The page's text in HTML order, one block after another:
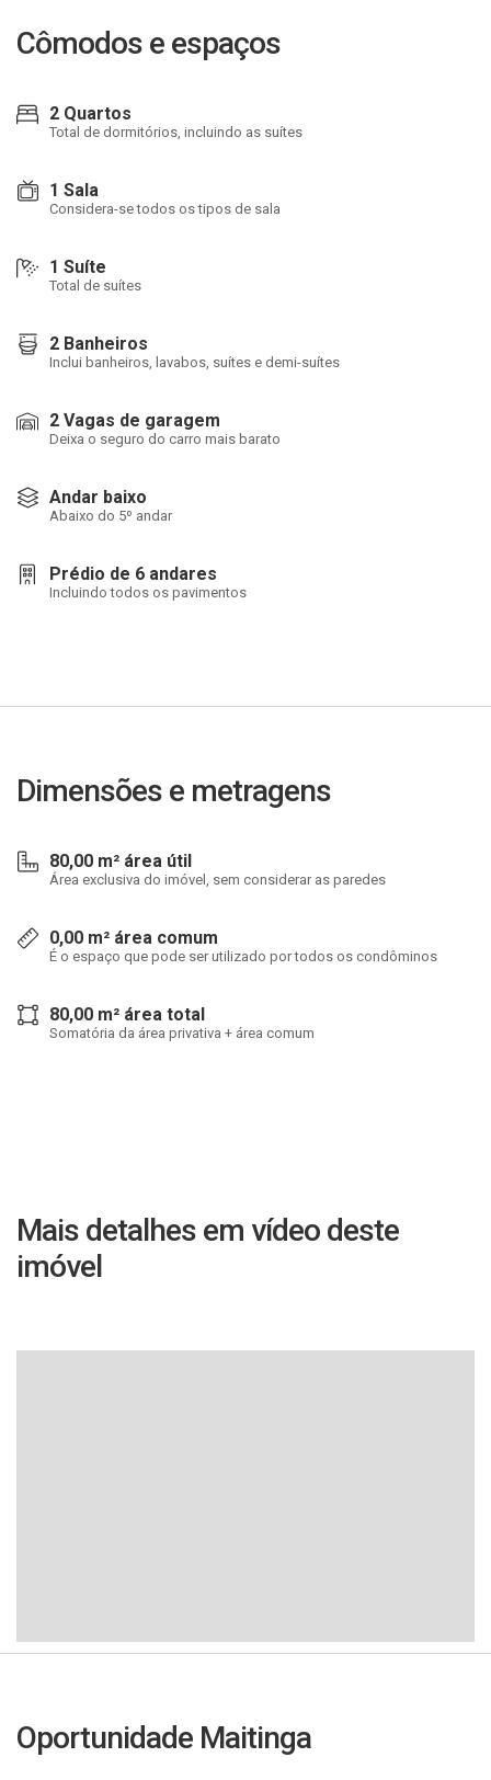
Cômodos e espaços
2 Quartos
Total de dormitórios, incluindo as suítes
1 Sala
Considera-se todos os tipos de sala
1 Suíte
Total de suítes
2 Banheiros
Inclui banheiros, lavabos, suítes e demi-suítes
2 Vagas de garagem
Deixa o seguro do carro mais barato
Andar baixo
Abaixo do 5º andar
Prédio de 6 andares
Incluindo todos os pavimentos
Dimensões e metragens
80,00 m² área útil
Área exclusiva do imóvel, sem considerar as paredes
0,00 m² área comum
É o espaço que pode ser utilizado por todos os condôminos
80,00 m² área total
Somatória da área privativa + área comum
Mais detalhes em vídeo deste
imóvel
Oportunidade Maitinga